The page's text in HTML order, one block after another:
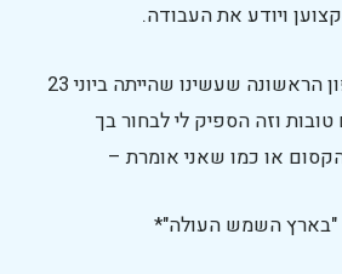
ויודע את העבודה.
האמת משיחת הטלפון הראשונה שעשינו שהייתה ביוני 23
וזה הספיק לי לבחור בך
הקסום או כמו שאני אומרת –
"בארץ השמש העולה"*